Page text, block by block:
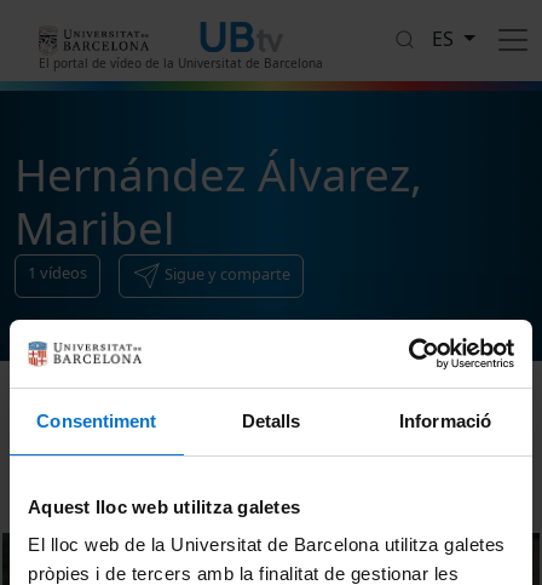
Consentiment Detalls Informació
Aquest lloc web utilitza galetes
El lloc web de la Universitat de Barcelona utilitza galetes
pròpies i de tercers amb la finalitat de gestionar les
El portal de vídeo de la Universitat de Barcelona
ES
Hernández Álvarez,
Maribel
1 vídeos Sigue y comparte
Ordenar